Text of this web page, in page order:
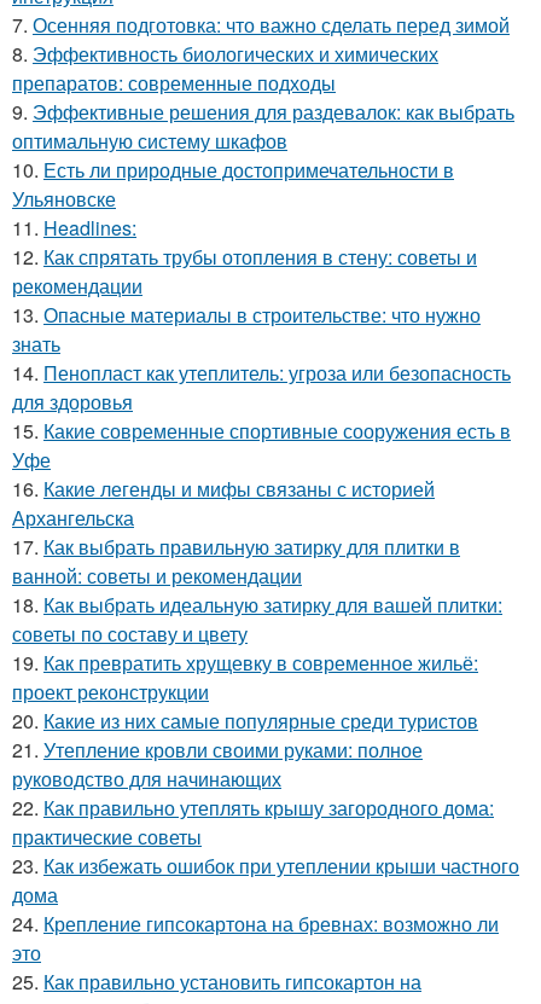
7. Осенняя подготовка: что важно сделать перед зимой
8. Эффективность биологических и химических
препаратов: современные подходы
9. Эффективные решения для раздевалок: как выбрать
оптимальную систему шкафов
10. Есть ли природные достопримечательности в
Ульяновске
11. Headlines:
12. Как спрятать трубы отопления в стену: советы и
рекомендации
13. Опасные материалы в строительстве: что нужно
знать
14. Пенопласт как утеплитель: угроза или безопасность
для здоровья
15. Какие современные спортивные сооружения есть в
Уфе
16. Какие легенды и мифы связаны с историей
Архангельска
17. Как выбрать правильную затирку для плитки в
ванной: советы и рекомендации
18. Как выбрать идеальную затирку для вашей плитки:
советы по составу и цвету
19. Как превратить хрущевку в современное жильё:
проект реконструкции
20. Какие из них самые популярные среди туристов
21. Утепление кровли своими руками: полное
руководство для начинающих
22. Как правильно утеплять крышу загородного дома:
практические советы
23. Как избежать ошибок при утеплении крыши частного
дома
24. Крепление гипсокартона на бревнах: возможно ли
это
25. Как правильно установить гипсокартон на